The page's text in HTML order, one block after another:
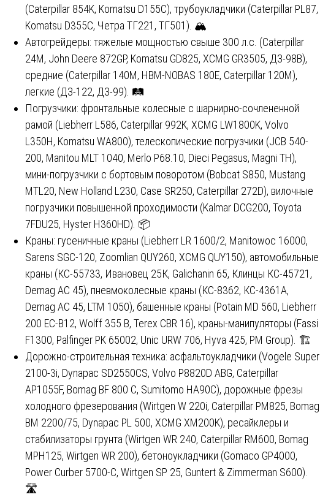
(Caterpillar 854K, Komatsu D155C), трубоукладчики (Caterpillar PL87,
Komatsu D355C, Четра ТГ221, ТГ501). 🏔️
Автогрейдеры: тяжелые мощностью свыше 300 л.с. (Caterpillar
24M, John Deere 872GP, Komatsu GD825, XCMG GR3505, ДЗ-98В),
средние (Caterpillar 140M, HBM-NOBAS 180E, Caterpillar 120M),
легкие (ДЗ-122, ДЗ-99). 🛤️
Погрузчики: фронтальные колесные с шарнирно-сочлененной
рамой (Liebherr L586, Caterpillar 992K, XCMG LW1800K, Volvo
L350H, Komatsu WA800), телескопические погрузчики (JCB 540-
200, Manitou MLT 1040, Merlo P68.10, Dieci Pegasus, Magni TH),
мини-погрузчики с бортовым поворотом (Bobcat S850, Mustang
MTL20, New Holland L230, Case SR250, Caterpillar 272D), вилочные
погрузчики повышенной проходимости (Kalmar DCG200, Toyota
7FDU25, Hyster H360HD). 📦
Краны: гусеничные краны (Liebherr LR 1600/2, Manitowoc 16000,
Sarens SGC-120, Zoomlian QUY260, XCMG QUY150), автомобильные
краны (КС-55733, Ивановец 25К, Galichanin 65, Клинцы КС-45721,
Demag AC 45), пневмоколесные краны (КС-8362, КС-4361А,
Demag AC 45, LTM 1050), башенные краны (Potain MD 560, Liebherr
200 EC-B12, Wolff 355 B, Terex CBR 16), краны-манипуляторы (Fassi
F1300, Palfinger PK 65002, Unic URW 706, Hyva 425, PM Group). 🏗️
Дорожно-строительная техника: асфальтоукладчики (Vogele Super
2100-3i, Dynapac SD2550CS, Volvo P8820D ABG, Caterpillar
AP1055F, Bomag BF 800 C, Sumitomo HA90C), дорожные фрезы
холодного фрезерования (Wirtgen W 220i, Caterpillar PM825, Bomag
BM 2200/75, Dynapac PL 500, XCMG XM200K), ресайклеры и
стабилизаторы грунта (Wirtgen WR 240, Caterpillar RM600, Bomag
MPH125, Wirtgen WR 200), бетоноукладчики (Gomaco GP4000,
Power Curber 5700-C, Wirtgen SP 25, Guntert & Zimmerman S600).
🛣️